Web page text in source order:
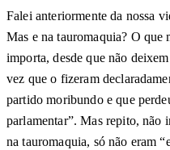
Falei anteriormente da nossa
Mas e na tauromaquia? O que
importa, desde que não
vez que o fizeram
partido moribundo e que
parlamentar”. Mas repito, não
na tauromaquia, só não eram